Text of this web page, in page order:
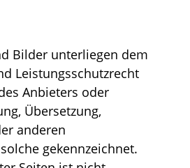
Bilder unterliegen dem
Leistungsschutzrecht
Anbieters oder
Übersetzung,
anderen
gekennzeichnet.